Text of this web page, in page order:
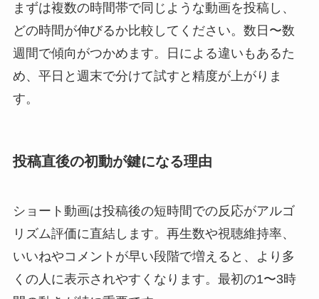
まずは複数の時間帯で同じような動画を投稿し、
どの時間が伸びるか比較してください。数日〜数
週間で傾向がつかめます。日による違いもあるた
め、平日と週末で分けて試すと精度が上がりま
す。
投稿直後の初動が鍵になる理由
ショート動画は投稿後の短時間での反応がアルゴ
リズム評価に直結します。再生数や視聴維持率、
いいねやコメントが早い段階で増えると、より多
くの人に表示されやすくなります。最初の1〜3時